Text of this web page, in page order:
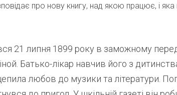
про нову книгу, над якою працює, і яка
21 липня 1899 року в заможному
Батько-лікар навчив його з
любов до музики та літератури.